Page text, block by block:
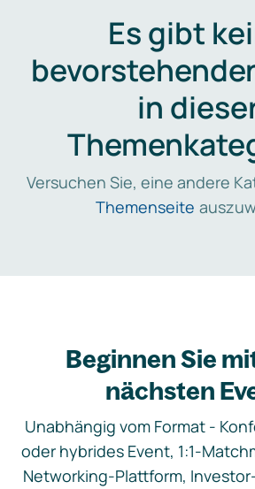
Es gibt
in
Versuchen Sie, eine andere
Themenseite
Beginnen Sie
nächsten
Unabhängig vom Format -
oder hybrides Event, 1:1-
Networking-Plattform,